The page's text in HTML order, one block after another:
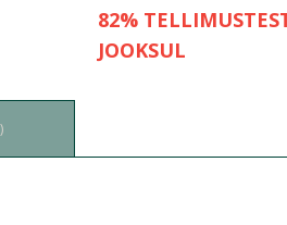
82%
JOOKSUL